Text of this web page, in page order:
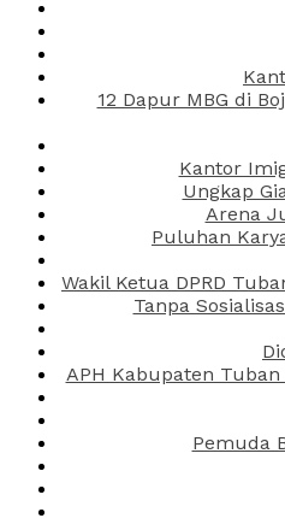
12 Dapur MBG di
Kantor
Ungkap
Arena
Puluhan
Wakil Ketua DPRD
Tanpa
APH Kabupaten
Pemuda